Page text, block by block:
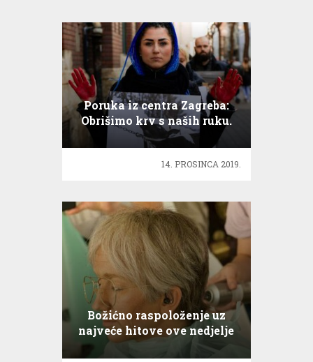
Poruka iz centra Zagreba:
Obrišimo krv s naših ruku.
Budimo vegani!
14. PROSINCA 2019.
Božićno raspoloženje uz
najveće hitove ove nedjelje
u TLZP